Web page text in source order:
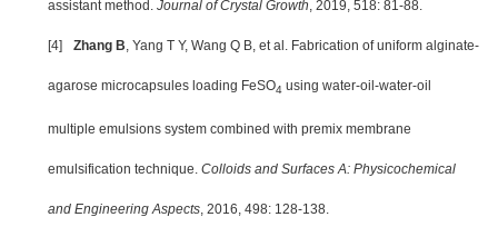
assistant method. Journal of Crystal Growth, 2019, 518: 81-88.
[4] Zhang B, Yang T Y, Wang Q B, et al. Fabrication of uniform alginate-
agarose microcapsules loading FeSO4 using water-oil-water-oil
multiple emulsions system combined with premix membrane
emulsification technique. Colloids and Surfaces A: Physicochemical
and Engineering Aspects, 2016, 498: 128-138.